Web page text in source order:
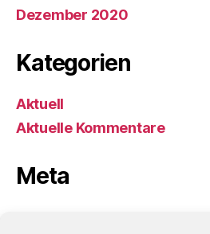
Dezember 2020
Kategorien
Aktuell
Aktuelle Kommentare
Meta